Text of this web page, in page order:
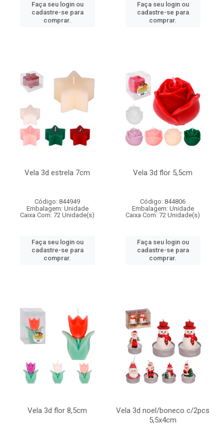
Faça seu login ou
cadastre-se para
comprar.
Faça seu login ou
cadastre-se para
comprar.
Vela 3d estrela 7cm
Código: 844949
Embalagem: Unidade
Caixa Com: 72 Unidade(s)
Faça seu login ou
cadastre-se para
comprar.
Vela 3d flor 5,5cm
Código: 844806
Embalagem: Unidade
Caixa Com: 72 Unidade(s)
Faça seu login ou
cadastre-se para
comprar.
Vela 3d flor 8,5cm
Vela 3d noel/boneco c/2pcs
5,5x4cm